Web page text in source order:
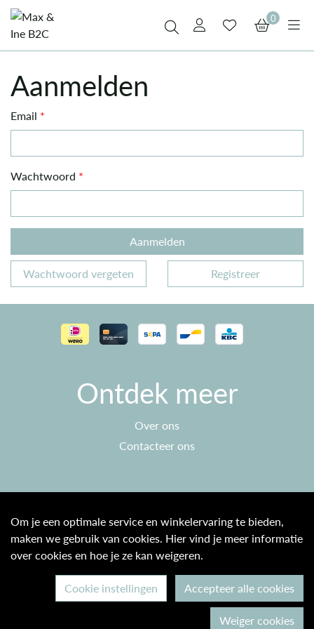
0
Aanmelden
Email *
Wachtwoord *
Aanmelden
Wachtwoord vergeten
Registreer
Ontdek meer
Over ons
Contacteer ons
Algemene voorwaarden
Privacy beleid
© 2026 Max & Ine B2C
Om je een optimale service en winkelervaring te bieden,
maken we gebruik van cookies. Hier vind je meer informatie
over cookies en hoe je ze kan weigeren.
Cookie instellingen
Accepteer alle cookies
Weiger cookies